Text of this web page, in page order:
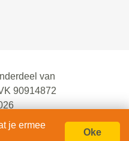
van
90914872
je ermee
Oke